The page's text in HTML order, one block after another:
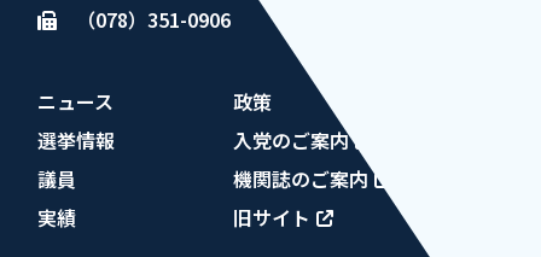
（078）351-0906
ニュース
選挙情報
議員
実績
政策
入党のご案内
機関誌のご案内
旧サイト